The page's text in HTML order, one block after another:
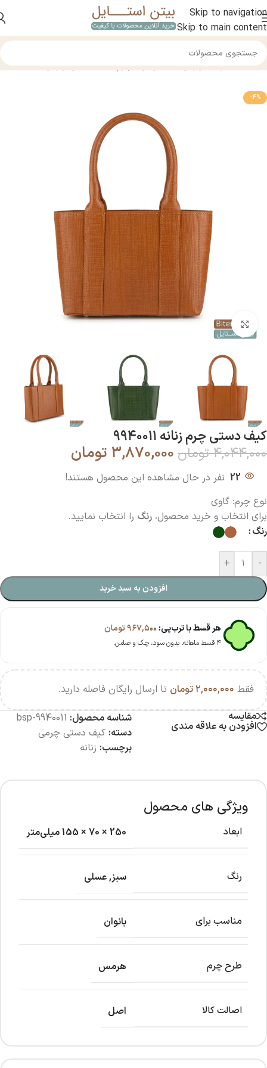
Skip to navigation
Skip to main content
خانه/محصولات چرمی/کیف و کوله چرم/کیف دستی چرمی
-4%
بزرگنمایی تصویر
کیف دستی چرم زنانه ۹۹۴۰۰۱۱
۴,۰۴۴,۰۰۰ تومان ۳,۸۷۰,۰۰۰ تومان
22 نفر در حال مشاهده این محصول هستند!
نوع چرم: گاوی
برای انتخاب و خرید محصول، رنگ را انتخاب نمایید.
رنگ
-
+
افزودن به سبد خرید
هر قسط با ترب‌پی: ۹۶۷,۵۰۰تومان
۴ قسط ماهانه. بدون سود، چک و ضامن.
فقط ۲,۰۰۰,۰۰۰تومان تا ارسال رایگان فاصله دارید.
مقایسه
افزودن به علاقه مندی
شناسه محصول: bsp-9940011
دسته: کیف دستی چرمی
برچسب: زنانه
ویژگی های محصول
ابعاد 250 × 70 × 155 میلی‌متر
رنگ سبز,عسلی
مناسب برای بانوان
طرح چرم هرمس
اصالت کالا اصل